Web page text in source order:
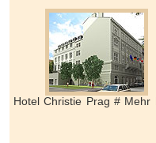
Hotel Christie Prag # Mehr